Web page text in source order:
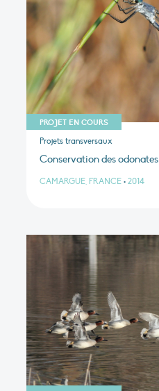
PROJET EN COURS
Projets transversaux
Conservation des odonates
CAMARGUE, FRANCE • 2014